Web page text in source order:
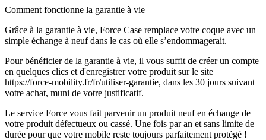
Comment fonctionne la garantie à vie
Grâce à la garantie à vie, Force Case remplace votre coque avec un
simple échange à neuf dans le cas où elle s’endommagerait.
Pour bénéficier de la garantie à vie, il vous suffit de créer un compte
en quelques clics et d'enregistrer votre produit sur le site
https://force-mobility.fr/fr/utiliser-garantie, dans les 30 jours suivant
votre achat, muni de votre justificatif.
Le service Force vous fait parvenir un produit neuf en échange de
votre produit défectueux ou cassé. Une fois par an et sans limite de
durée pour que votre mobile reste toujours parfaitement protégé !